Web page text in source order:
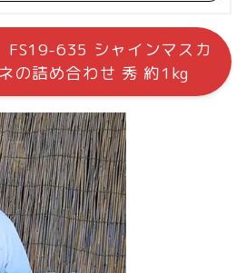
FS19-635 シャインマスカ
の詰め合わせ 秀 約1kg